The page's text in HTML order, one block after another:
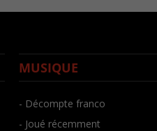
MUSIQUE
- Décompte franco
- Joué récemment